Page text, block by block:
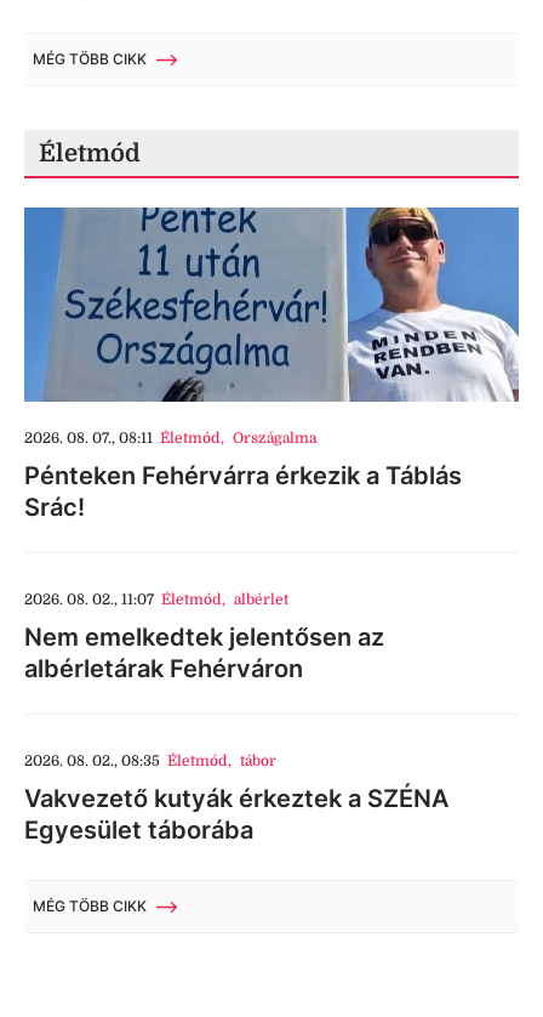
MÉG TÖBB CIKK
Életmód
2026. 08. 07., 08:11 Életmód, Országalma
Pénteken Fehérvárra érkezik a Táblás
Srác!
2026. 08. 02., 11:07 Életmód, albérlet
Nem emelkedtek jelentősen az
albérletárak Fehérváron
2026. 08. 02., 08:35 Életmód, tábor
Vakvezető kutyák érkeztek a SZÉNA
Egyesület táborába
MÉG TÖBB CIKK